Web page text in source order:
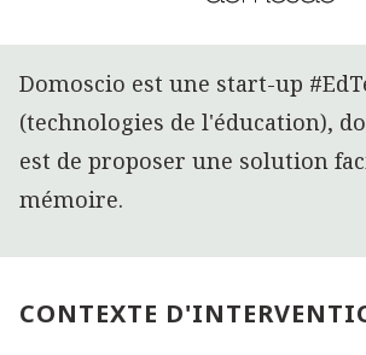
Domoscio est une start-up
(technologies de l'éducation),
est de proposer une solution
mémoire.
CONTEXTE